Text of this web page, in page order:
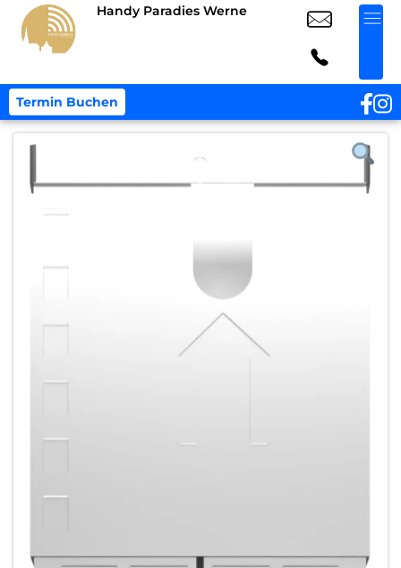
Handy Paradies Werne
Termin Buchen